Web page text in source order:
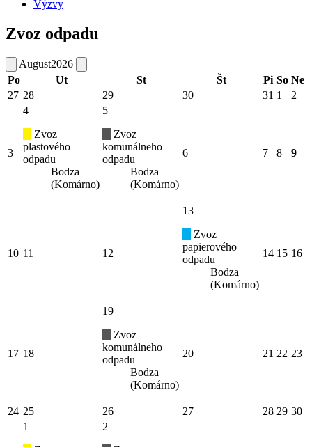
Výzvy
Zvoz odpadu
August2026
Po
Ut St Št Pi So Ne
27 28 29 30 31 1 2
3
4
Zvoz
plastového
odpadu
Bodza
(Komárno)
5
Zvoz
komunálneho
odpadu
Bodza
(Komárno)
6 7 8 9
10 11 12
13
Zvoz
papierového
odpadu
Bodza
(Komárno)
14 15 16
17 18
19
Zvoz
komunálneho
odpadu
Bodza
(Komárno)
20 21 22 23
24 25 26 27 28 29 30
1
2